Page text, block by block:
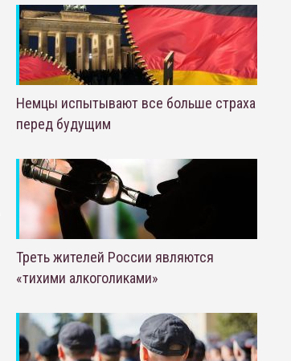
Немцы испытывают все больше страха
перед будущим
Треть жителей России являются
«тихими алкоголиками»